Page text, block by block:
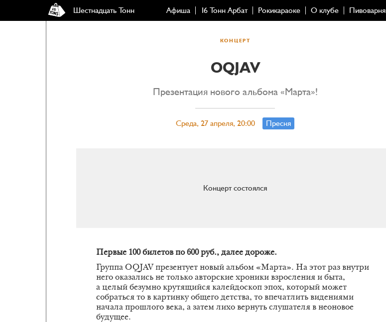
Шестнадцать Тонн Афиша 16 Тонн Арбат Рокикараоке О клубе Пивоварня
КОНЦЕРТ
OQJAV
Презентация нового альбома «Марта»!
Среда, 27 апреля, 20:00 Пресня
Концерт состоялся
Первые 100 билетов по 600 руб., далее дороже.
Группа OQJAV презентует новый альбом «Марта». На этот раз внутри
него оказались не только авторские хроники взросления и быта,
а целый безумно крутящийся калейдоскоп эпох, который может
собраться то в картинку общего детства, то впечатлить видениями
начала прошлого века, а затем лихо вернуть слушателя в неоновое
будущее.